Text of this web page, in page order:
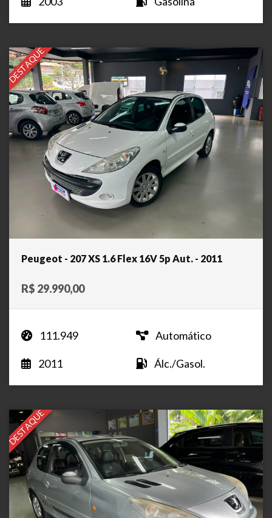
DESTAQUE
Peugeot - 207 XS 1.6 Flex 16V 5p Aut. - 2011
R$ 29.990,00
111.949 Automático
2011 Álc./Gasol.
DESTAQUE